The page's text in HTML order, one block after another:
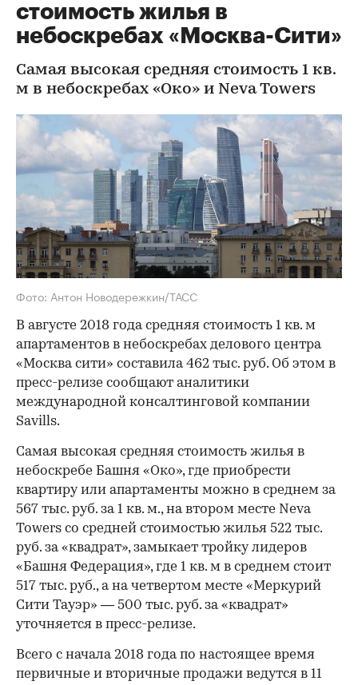
стоимость жилья в
небоскребах «Москва-Сити»
Самая высокая средняя стоимость 1 кв.
м в небоскребах «Око» и Neva Towers
Фото: Антон Новодережкин/ТАСС
В августе 2018 года средняя стоимость 1 кв. м
апартаментов в небоскребах делового центра
«Москва сити» составила 462 тыс. руб. Об этом в
пресс-релизе сообщают аналитики
международной консалтинговой компании
Savills.
Самая высокая средняя стоимость жилья в
небоскребе Башня «Око», где приобрести
квартиру или апартаменты можно в среднем за
567 тыс. руб. за 1 кв. м., на втором месте Neva
Towers со средней стоимостью жилья 522 тыс.
руб. за «квадрат», замыкает тройку лидеров
«Башня Федерация», где 1 кв. м в среднем стоит
517 тыс. руб., а на четвертом месте «Меркурий
Сити Тауэр» — 500 тыс. руб. за «квадрат»
уточняется в пресс-релизе.
Всего с начала 2018 года по настоящее время
первичные и вторичные продажи ведутся в 11